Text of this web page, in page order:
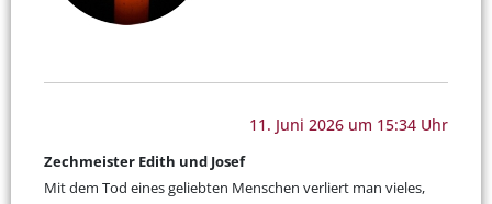
11. Juni 2026 um 15:34 Uhr
Zechmeister Edith und Josef
Mit dem Tod eines geliebten Menschen verliert man vieles,